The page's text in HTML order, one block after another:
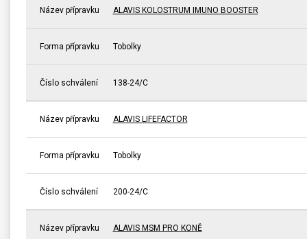
Název přípravku ALAVIS KOLOSTRUM IMUNO BOOSTER
Forma přípravku Tobolky
Číslo schválení 138-24/C
Název přípravku ALAVIS LIFEFACTOR
Forma přípravku Tobolky
Číslo schválení 200-24/C
Název přípravku ALAVIS MSM PRO KONĚ